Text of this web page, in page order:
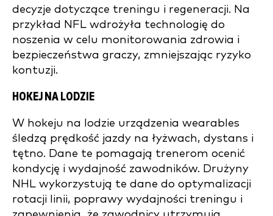
decyzje dotyczące treningu i regeneracji. Na
przykład NFL wdrożyła technologię do
noszenia w celu monitorowania zdrowia i
bezpieczeństwa graczy, zmniejszając ryzyko
kontuzji.
HOKEJ NA LODZIE
W hokeju na lodzie urządzenia wearables
śledzą prędkość jazdy na łyżwach, dystans i
tętno. Dane te pomagają trenerom ocenić
kondycję i wydajność zawodników. Drużyny
NHL wykorzystują te dane do optymalizacji
rotacji linii, poprawy wydajności treningu i